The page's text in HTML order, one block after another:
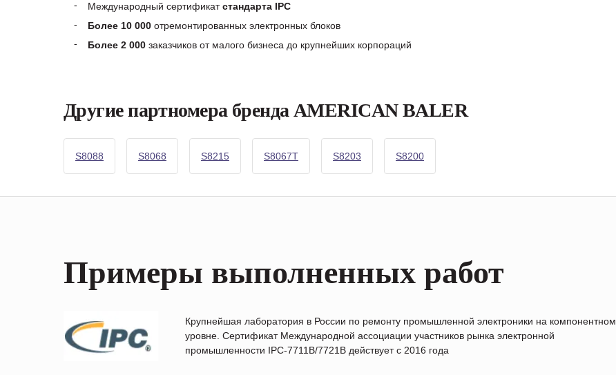
Международный сертификатстандарта IPC
Более 10 000 отремонтированных электронных блоков
Более 2 000 заказчиков от малого бизнеса до крупнейших корпораций
Другие партномера бренда AMERICAN BALER
S8088 S8068 S8215 S8067T S8203 S8200
Примеры выполненных работ
Крупнейшая лаборатория в России по ремонту промышленной электроники на компонентном
уровне. Сертификат Международной ассоциации участников рынка электронной
промышленности IPC-7711B/7721B действует с 2016 года